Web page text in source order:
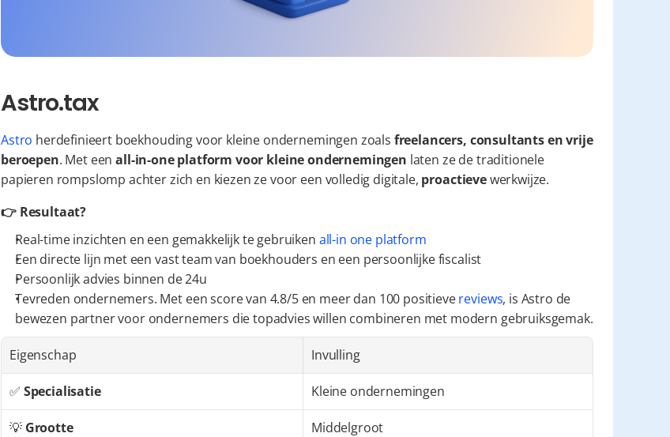
Astro.tax
Astro herdefinieert boekhouding voor kleine ondernemingen zoals freelancers, consultants en vrije
beroepen. Met een all-in-one platform voor kleine ondernemingen laten ze de traditionele
papieren rompslomp achter zich en kiezen ze voor een volledig digitale, proactieve werkwijze.
👉 Resultaat?
Real-time inzichten en een gemakkelijk te gebruiken all-in one platform
Een directe lijn met een vast team van boekhouders en een persoonlijke fiscalist
Persoonlijk advies binnen de 24u
Tevreden ondernemers. Met een score van 4.8/5 en meer dan 100 positieve reviews, is Astro de
bewezen partner voor ondernemers die topadvies willen combineren met modern gebruiksgemak.
Eigenschap Invulling
✅ Specialisatie Kleine ondernemingen
💡 Grootte Middelgroot